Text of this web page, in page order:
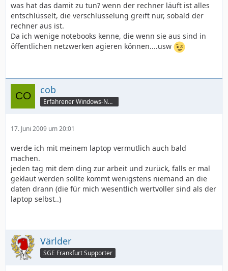
was hat das damit zu tun? wenn der rechner läuft ist alles
entschlüsselt, die verschlüsselung greift nur, sobald der
rechner aus ist.
Da ich wenige notebooks kenne, die wenn sie aus sind in
öffentlichen netzwerken agieren können....usw
cob
Erfahrener Windows-Nutzer
17. Juni 2009 um 20:01
werde ich mit meinem laptop vermutlich auch bald
machen.
jeden tag mit dem ding zur arbeit und zurück, falls er mal
geklaut werden sollte kommt wenigstens niemand an die
daten drann (die für mich wesentlich wertvoller sind als der
laptop selbst..)
Världer
SGE Frankfurt Supporter